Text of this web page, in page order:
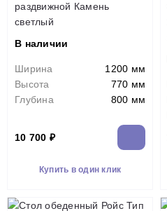
раздвижной Камень
светлый
В наличии
Ширина
1200 мм
Высота
770 мм
Глубина
800 мм
10 700 ₽
Купить в один клик